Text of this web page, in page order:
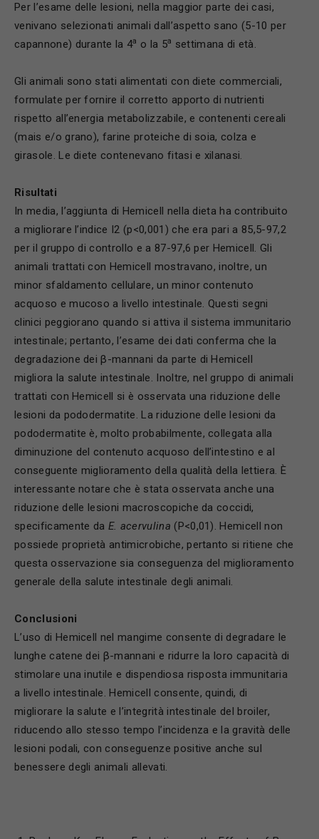
Per l’esame delle lesioni, nella maggior parte dei casi,
venivano selezionati animali dall’aspetto sano (5-10 per
capannone) durante la 4a o la 5a settimana di età.
Gli animali sono stati alimentati con diete commerciali,
formulate per fornire il corretto apporto di nutrienti
rispetto all’energia metabolizzabile, e contenenti cereali
(mais e/o grano), farine proteiche di soia, colza e
girasole. Le diete contenevano fitasi e xilanasi.
Risultati
In media, l’aggiunta di Hemicell nella dieta ha contribuito
a migliorare l’indice I2 (p<0,001) che era pari a 85,5-97,2
per il gruppo di controllo e a 87-97,6 per Hemicell. Gli
animali trattati con Hemicell mostravano, inoltre, un
minor sfaldamento cellulare, un minor contenuto
acquoso e mucoso a livello intestinale. Questi segni
clinici peggiorano quando si attiva il sistema immunitario
intestinale; pertanto, l’esame dei dati conferma che la
degradazione dei β-mannani da parte di Hemicell
migliora la salute intestinale. Inoltre, nel gruppo di animali
trattati con Hemicell si è osservata una riduzione delle
lesioni da pododermatite. La riduzione delle lesioni da
pododermatite è, molto probabilmente, collegata alla
diminuzione del contenuto acquoso dell’intestino e al
conseguente miglioramento della qualità della lettiera. È
interessante notare che è stata osservata anche una
riduzione delle lesioni macroscopiche da coccidi,
specificamente da E. acervulina (P<0,01). Hemicell non
possiede proprietà antimicrobiche, pertanto si ritiene che
questa osservazione sia conseguenza del miglioramento
generale della salute intestinale degli animali.
Conclusioni
L’uso di Hemicell nel mangime consente di degradare le
lunghe catene dei β-mannani e ridurre la loro capacità di
stimolare una inutile e dispendiosa risposta immunitaria
a livello intestinale. Hemicell consente, quindi, di
migliorare la salute e l’integrità intestinale del broiler,
riducendo allo stesso tempo l’incidenza e la gravità delle
lesioni podali, con conseguenze positive anche sul
benessere degli animali allevati.